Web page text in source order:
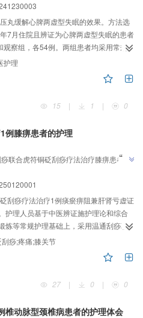
丸缓解心脾两虚型失眠的效果。方法选
7月住院且辨证为心脾两虚型失眠的患者
察组，各54例。两组患者均采用常规
观察组在对照组耳穴压丸治疗的基础
，1周为1个疗程，2个疗程（2周）后对
（PSQI）评分改变状况。结果干预
较治疗前下降（P＜0.05）；观察组入
眠时间、日间功能和睡眠障碍因子评分
理中，能有效改善患者不适症状，提
的优势
护理
15
| 1 | 0
例膝痹患者的护理
联合虎符铜砭刮痧疗法治疗膝痹患者的
活动度。
”
刮痧疗法治疗1例痰瘀痹阻兼肝肾亏虚证
护理人员基于中医辨证施护理论和综合
炼等常规护理基础上，采用温通刮痧联
者疼痛程度，提升膝关节活动度。
痧;疼痛;膝关节
27
| 0 | 0
椎动脉型颈椎病患者的护理体会